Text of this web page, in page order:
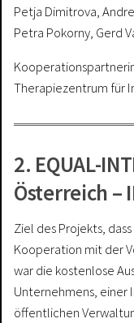
Petja Dimitrova,
Petra Pokorny, Gerd
Therapiezentrum für
2. EQUAL-
Österreich –
Ziel des Projekts,
Kooperation mit der
war die kostenlose
Unternehmens, einer
öffentlichen